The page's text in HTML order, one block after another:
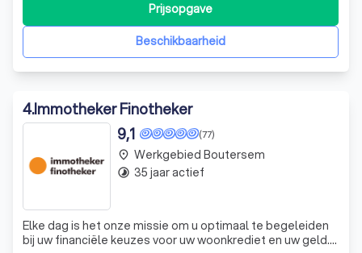
Beschikbaarheid
Prijsopgave
4.Immotheker Finotheker
(77)
9,1
Elke dag is het onze missie om u optimaal te begeleiden
bij uw financiële keuzes voor uw woonkrediet en uw geld.
place Werkgebied Boutersem
timelapse 35 jaar actief